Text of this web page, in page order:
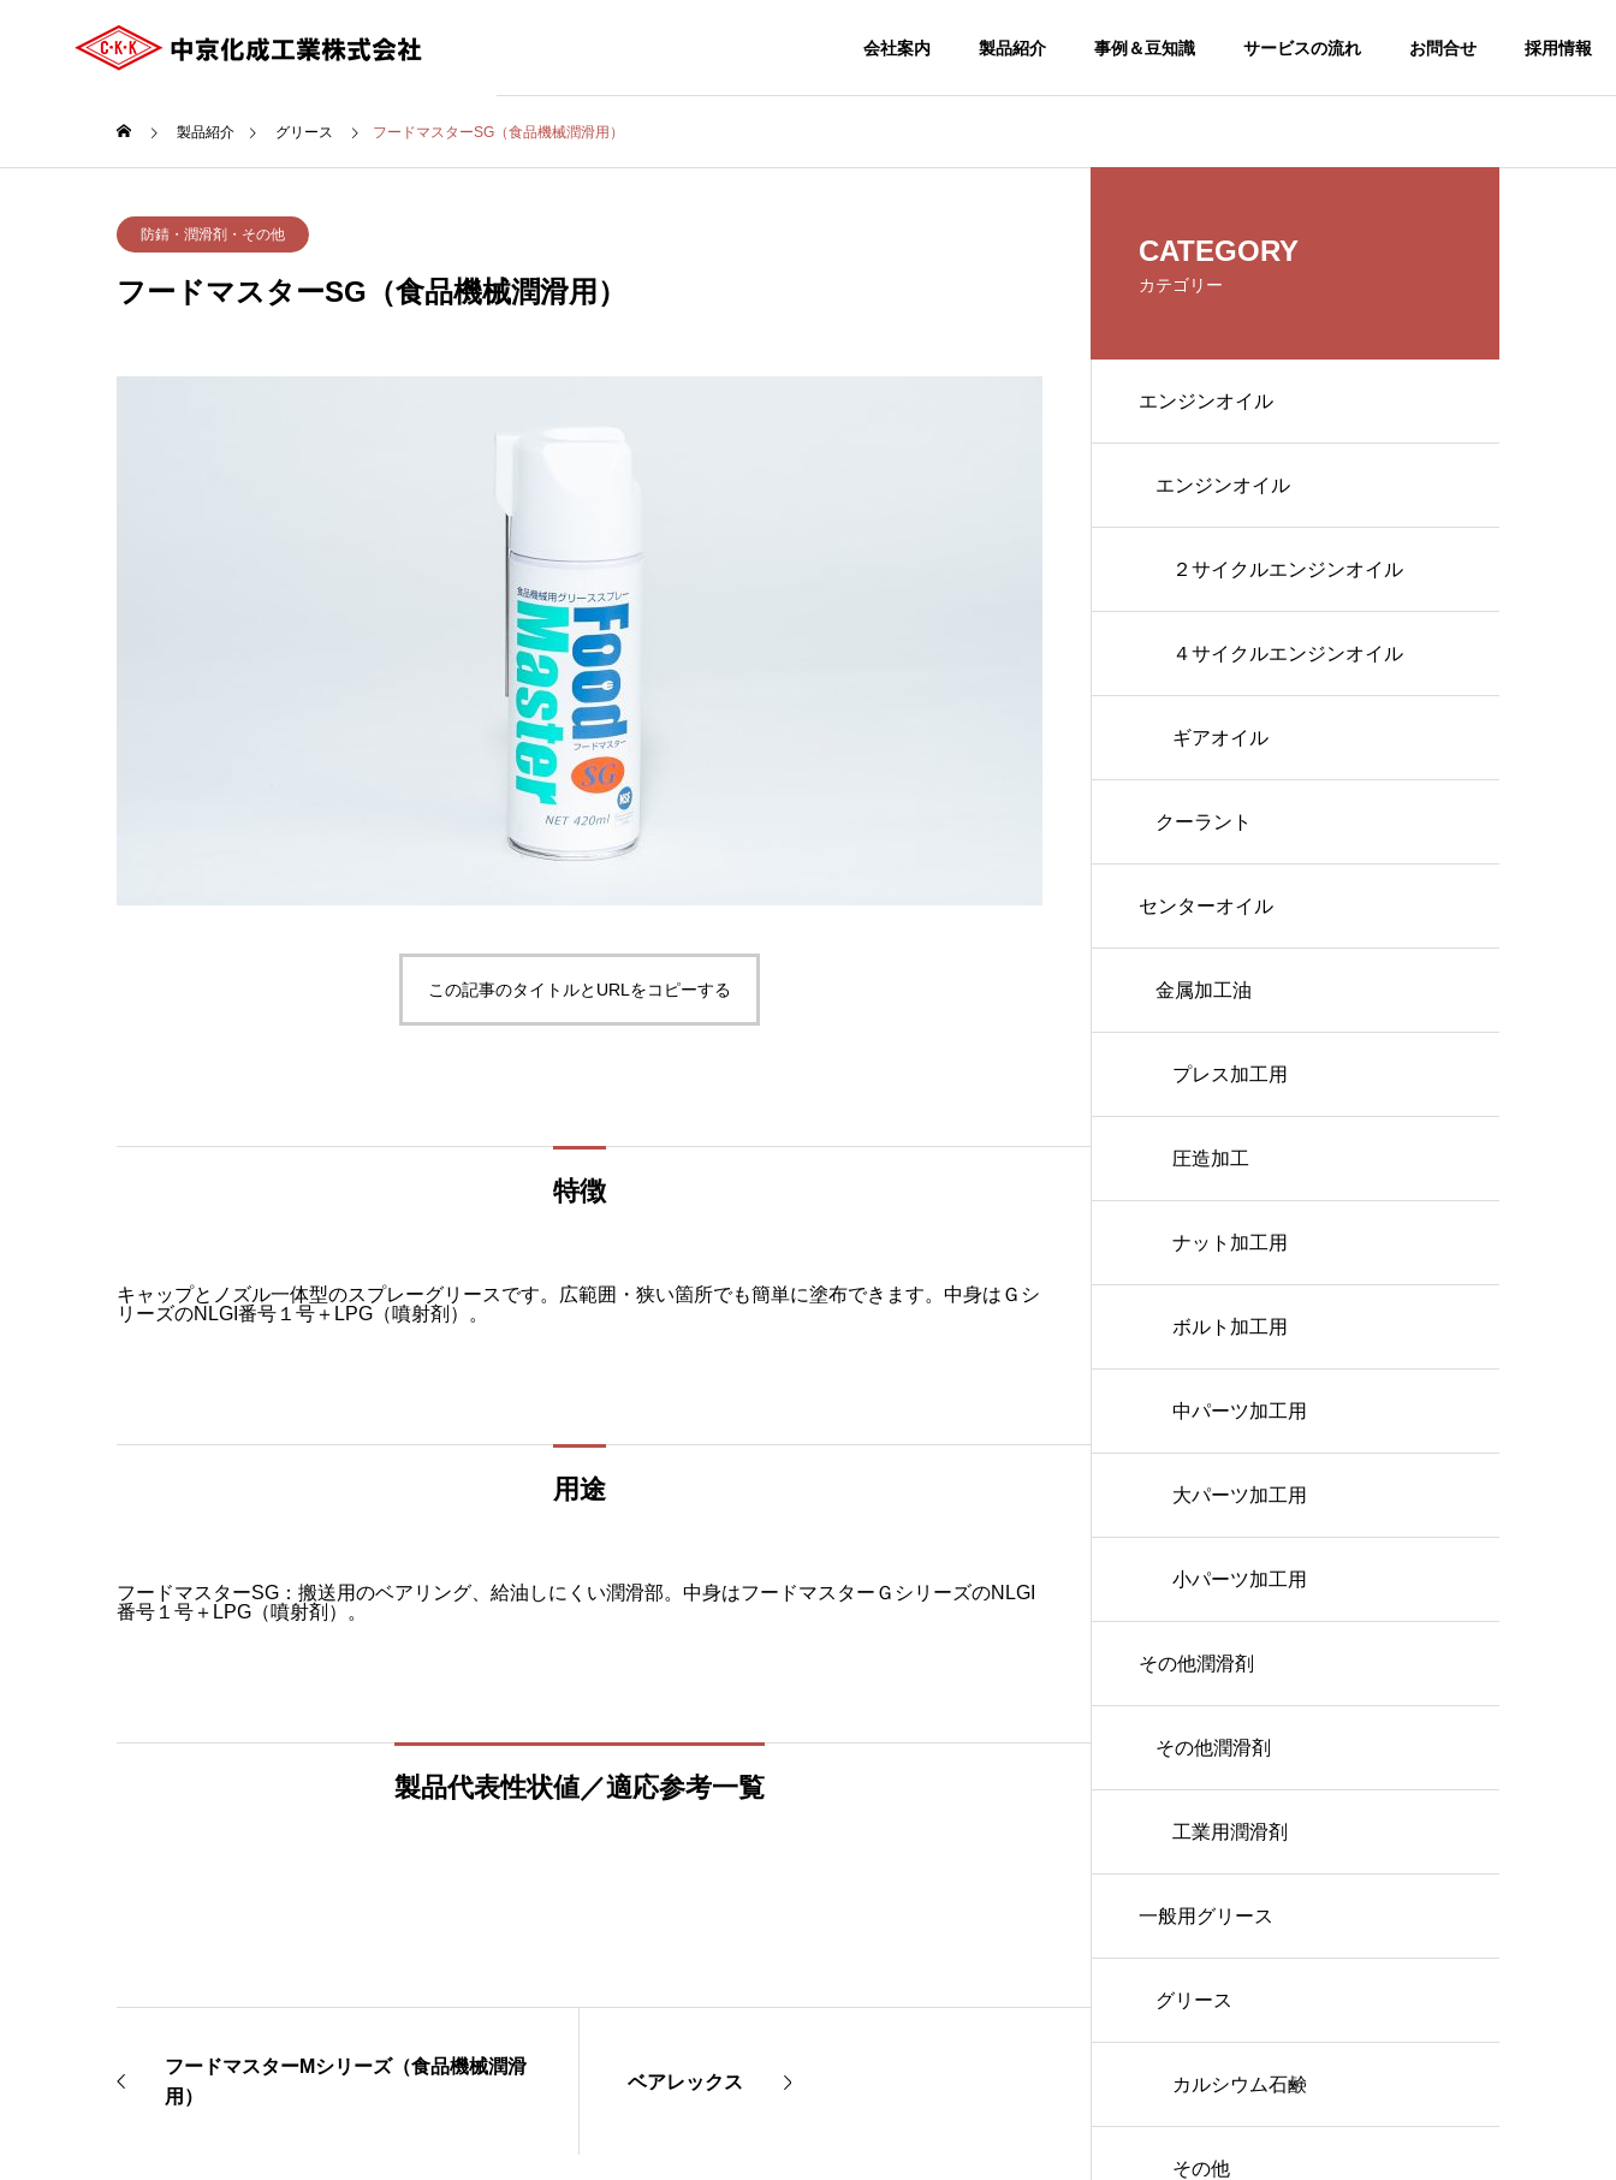
会社案内 製品紹介 事例＆豆知識 サービスの流れ お問合せ 採用情報
CSR
製品紹介 グリース フードマスターSG（食品機械潤滑用）
防錆・潤滑剤・その他
フードマスターSG（食品機械潤滑用）
この記事のタイトルとURLをコピーする
特徴
キャップとノズル一体型のスプレーグリースです。広範囲・狭い箇所でも簡単に塗布できます。中身はＧシ
リーズのNLGI番号１号＋LPG（噴射剤）。
用途
フードマスターSG：搬送用のベアリング、給油しにくい潤滑部。中身はフードマスターＧシリーズのNLGI
番号１号＋LPG（噴射剤）。
製品代表性状値／適応参考一覧
フードマスターMシリーズ（食品機械潤滑
用）
ベアレックス
CATEGORY
カテゴリー
エンジンオイル
エンジンオイル
２サイクルエンジンオイル
４サイクルエンジンオイル
ギアオイル
クーラント
センターオイル
金属加工油
プレス加工用
圧造加工
ナット加工用
ボルト加工用
中パーツ加工用
大パーツ加工用
小パーツ加工用
その他潤滑剤
その他潤滑剤
工業用潤滑剤
一般用グリース
グリース
カルシウム石鹸
その他